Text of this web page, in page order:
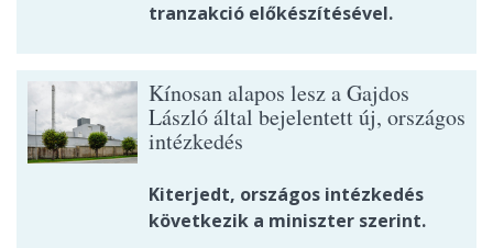
tranzakció előkészítésével.
Kínosan alapos lesz a Gajdos
László által bejelentett új, országos
intézkedés
Kiterjedt, országos intézkedés
következik a miniszter szerint.